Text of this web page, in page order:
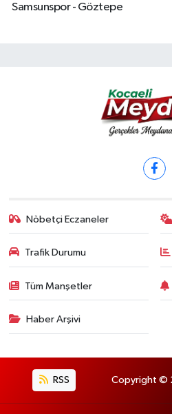
Samsunspor - Göztepe
Nöbetçi Eczaneler
Trafik Durumu
Tüm Manşetler
Haber Arşivi
RSS Copyright ©